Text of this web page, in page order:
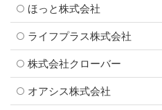
ほっと株式会社
ライフプラス株式会社
株式会社クローバー
オアシス株式会社